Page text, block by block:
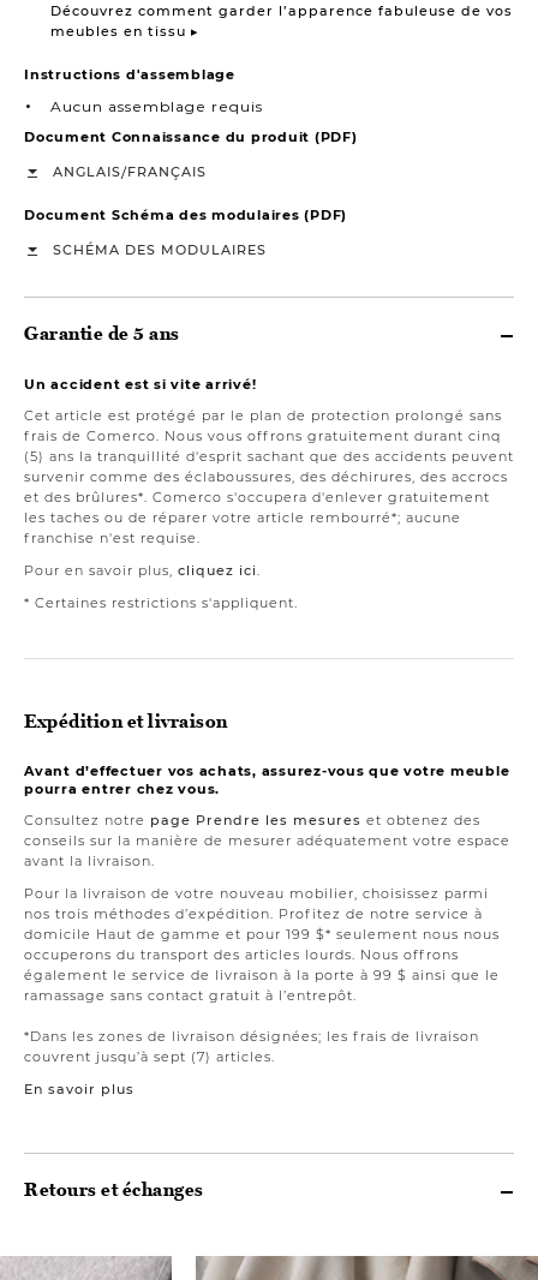
Découvrez comment garder l’apparence fabuleuse de vos
meubles en tissu ▸
Instructions d'assemblage
Aucun assemblage requis
Document Connaissance du produit (PDF)
ANGLAIS/FRANÇAIS
Document Schéma des modulaires (PDF)
SCHÉMA DES MODULAIRES
Garantie de 5 ans
Un accident est si vite arrivé!
Cet article est protégé par le plan de protection prolongé sans
frais de Comerco. Nous vous offrons gratuitement durant cinq
(5) ans la tranquillité d'esprit sachant que des accidents peuvent
survenir comme des éclaboussures, des déchirures, des accrocs
et des brûlures*. Comerco s'occupera d'enlever gratuitement
les taches ou de réparer votre article rembourré*; aucune
franchise n'est requise.
Pour en savoir plus, cliquez ici.
* Certaines restrictions s'appliquent.
Expédition et livraison
Avant d’effectuer vos achats, assurez-vous que votre meuble
pourra entrer chez vous.
Consultez notre page Prendre les mesures et obtenez des
conseils sur la manière de mesurer adéquatement votre espace
avant la livraison.
Pour la livraison de votre nouveau mobilier, choisissez parmi
nos trois méthodes d’expédition. Profitez de notre service à
domicile Haut de gamme et pour 199 $* seulement nous nous
occuperons du transport des articles lourds. Nous offrons
également le service de livraison à la porte à 99 $ ainsi que le
ramassage sans contact gratuit à l’entrepôt.
*Dans les zones de livraison désignées; les frais de livraison
couvrent jusqu’à sept (7) articles.
En savoir plus
Retours et échanges